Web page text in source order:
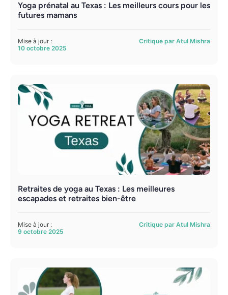
Yoga prénatal au Texas : Les meilleurs cours pour les
futures mamans
Mise à jour :
10 octobre 2025
Critique par Atul Mishra
Retraites de yoga au Texas : Les meilleures
escapades et retraites bien-être
Mise à jour :
9 octobre 2025
Critique par Atul Mishra